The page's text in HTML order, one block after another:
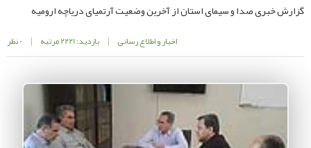
گزارش خبری صدا و سیمای استان از آخرین وضعیت آرتمیای دریاچه ارومیه
اخبار و اطلاع رسانی | بازدید: 2221 مرتبه | 0 نظر